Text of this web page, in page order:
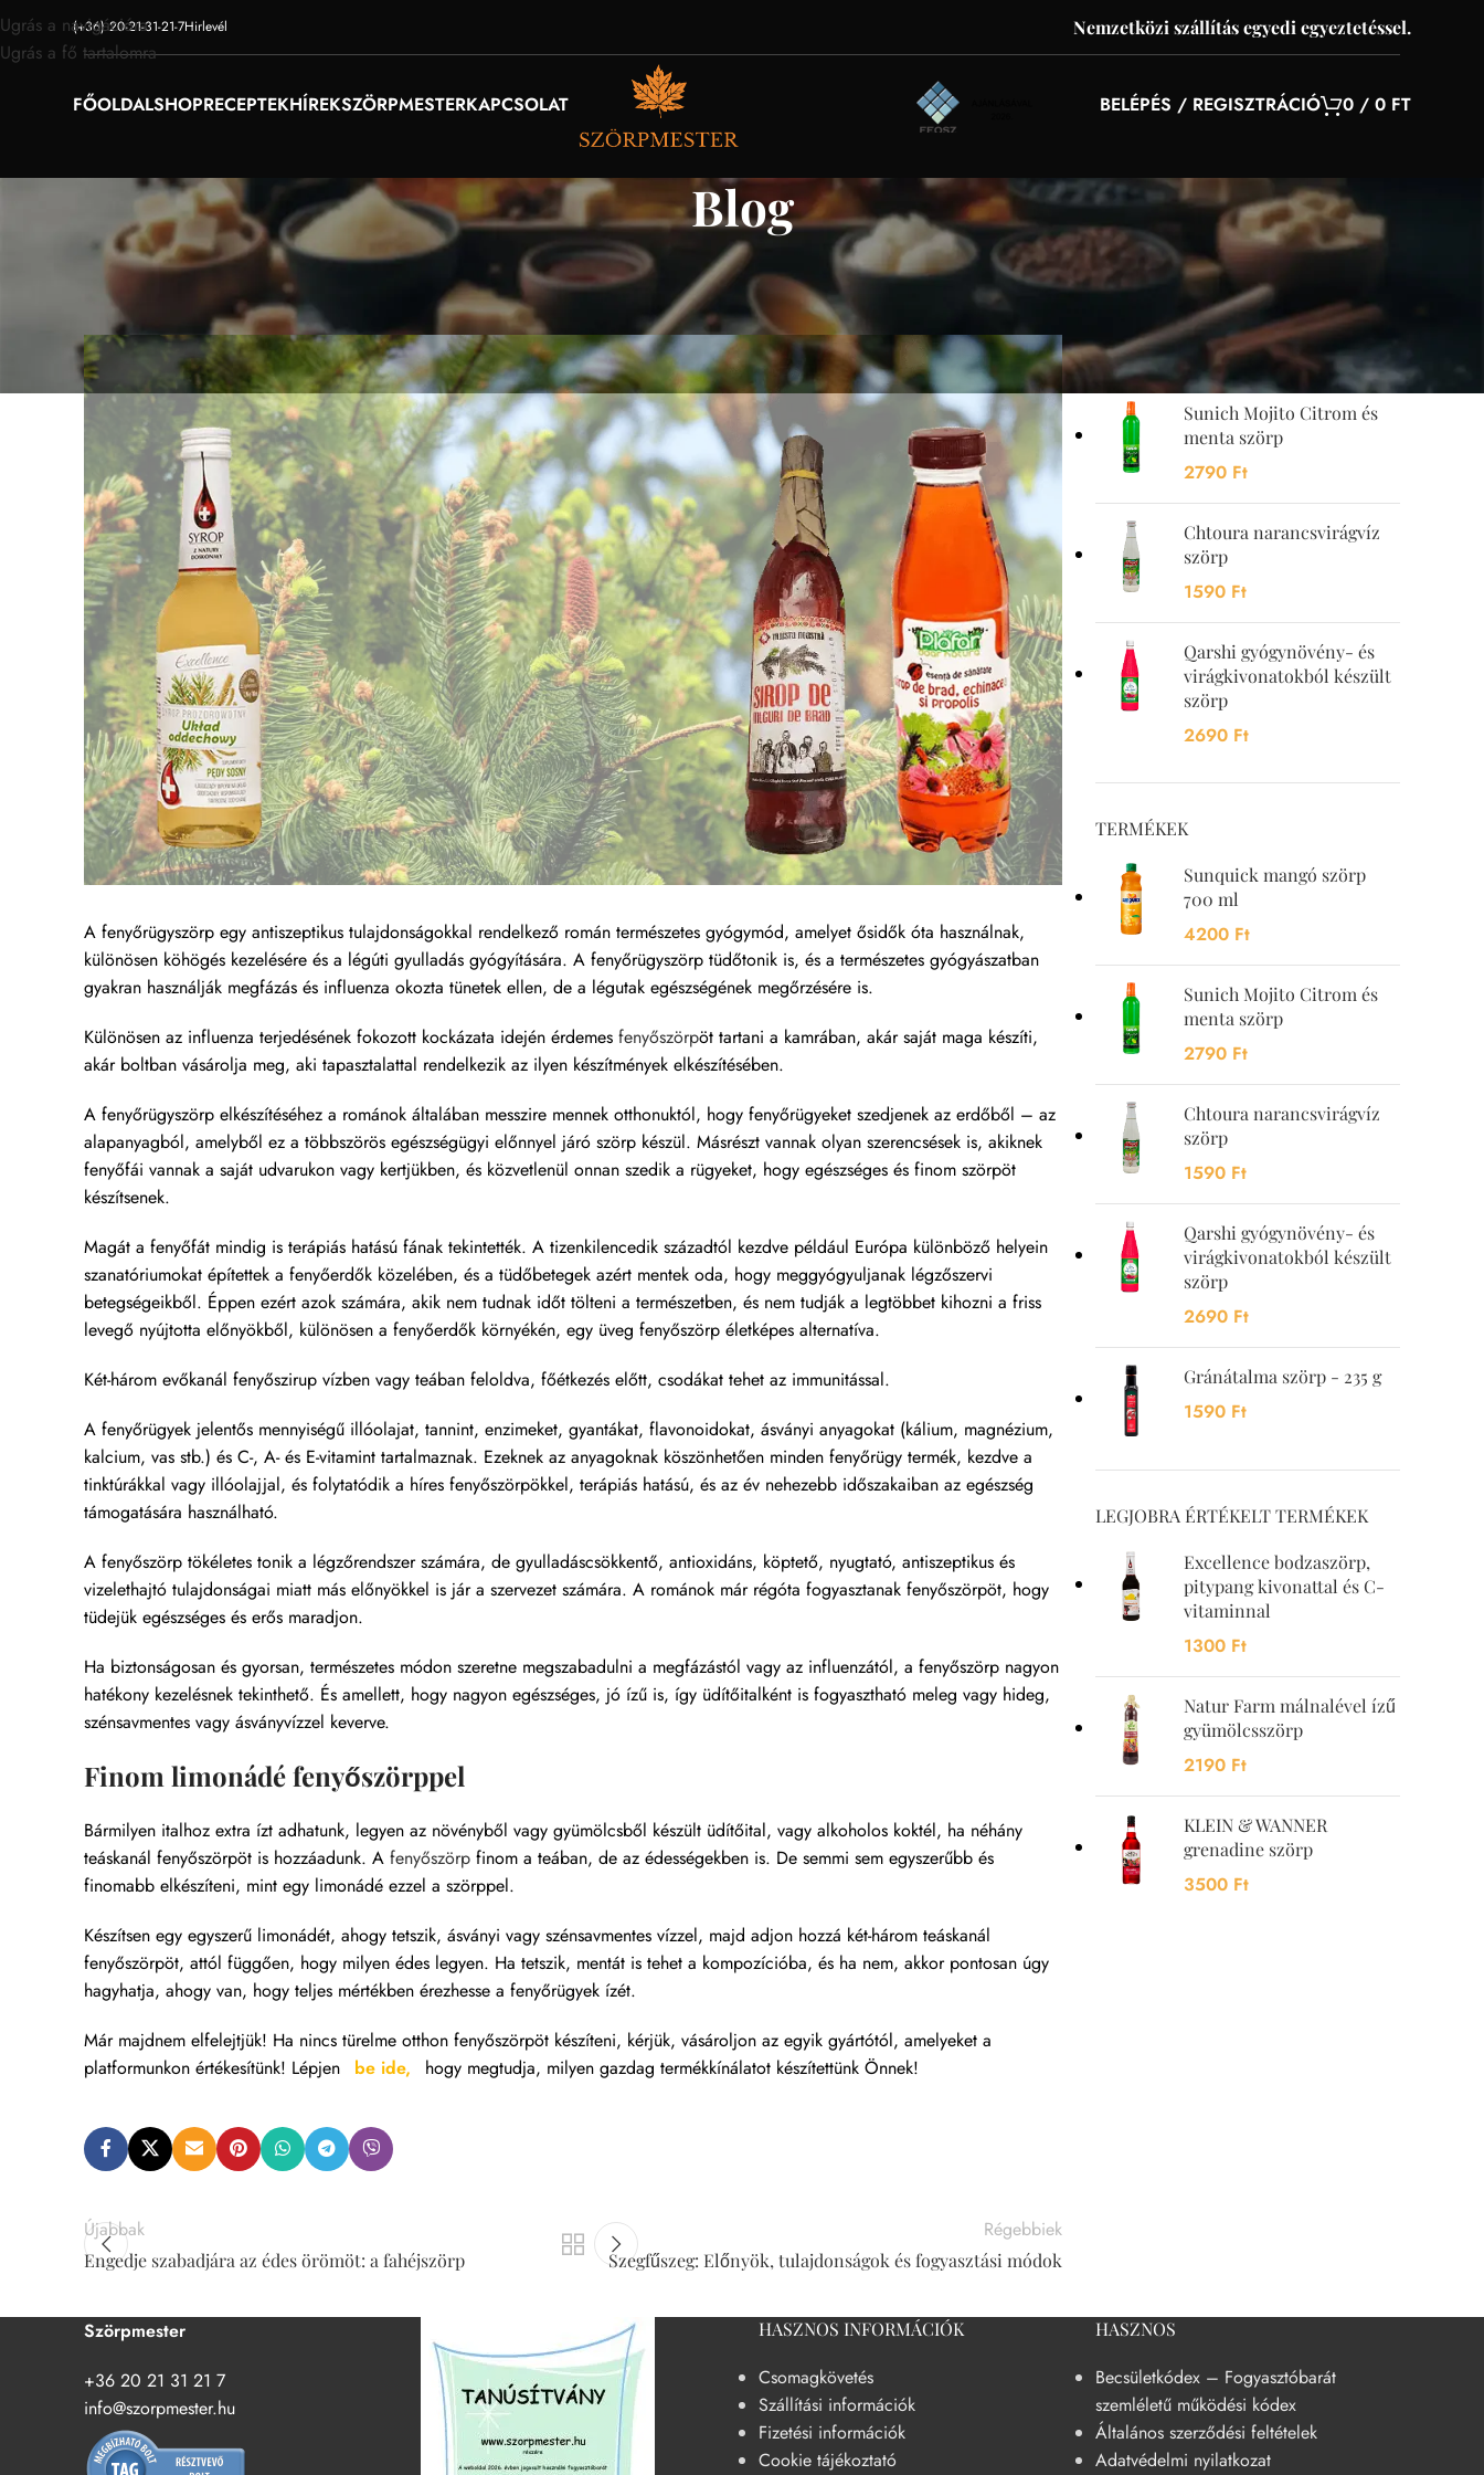
Ugrás a navigációra
Ugrás a fő tartalomra
(+36) 20-21-31-21-7Hirlevél Nemzetközi szállítás egyedi egyeztetéssel.
FŐOLDALSHOPRECEPTEKHÍREKSZÖRPMESTERKAPCSOLAT BELÉPÉS / REGISZTRÁCIÓ 0 / 0 FT
Blog
SZÖRPVILÁG
Fenyőszörp
Be 2025. április 7.
A fenyőrügyszörp egy antiszeptikus tulajdonságokkal rendelkező román természetes gyógymód, amelyet ősidők óta használnak,
különösen köhögés kezelésére és a légúti gyulladás gyógyítására. A fenyőrügyszörp tüdőtonik is, és a természetes gyógyászatban
gyakran használják megfázás és influenza okozta tünetek ellen, de a légutak egészségének megőrzésére is.
Különösen az influenza terjedésének fokozott kockázata idején érdemes fenyőszörpöt tartani a kamrában, akár saját maga készíti,
akár boltban vásárolja meg, aki tapasztalattal rendelkezik az ilyen készítmények elkészítésében.
A fenyőrügyszörp elkészítéséhez a románok általában messzire mennek otthonuktól, hogy fenyőrügyeket szedjenek az erdőből – az
alapanyagból, amelyből ez a többszörös egészségügyi előnnyel járó szörp készül. Másrészt vannak olyan szerencsések is, akiknek
fenyőfái vannak a saját udvarukon vagy kertjükben, és közvetlenül onnan szedik a rügyeket, hogy egészséges és finom szörpöt
készítsenek.
Magát a fenyőfát mindig is terápiás hatású fának tekintették. A tizenkilencedik századtól kezdve például Európa különböző helyein
szanatóriumokat építettek a fenyőerdők közelében, és a tüdőbetegek azért mentek oda, hogy meggyógyuljanak légzőszervi
betegségeikből. Éppen ezért azok számára, akik nem tudnak időt tölteni a természetben, és nem tudják a legtöbbet kihozni a friss
levegő nyújtotta előnyökből, különösen a fenyőerdők környékén, egy üveg fenyőszörp életképes alternatíva.
Két-három evőkanál fenyőszirup vízben vagy teában feloldva, főétkezés előtt, csodákat tehet az immunitással.
A fenyőrügyek jelentős mennyiségű illóolajat, tannint, enzimeket, gyantákat, flavonoidokat, ásványi anyagokat (kálium, magnézium,
kalcium, vas stb.) és C-, A- és E-vitamint tartalmaznak. Ezeknek az anyagoknak köszönhetően minden fenyőrügy termék, kezdve a
tinktúrákkal vagy illóolajjal, és folytatódik a híres fenyőszörpökkel, terápiás hatású, és az év nehezebb időszakaiban az egészség
támogatására használható.
A fenyőszörp tökéletes tonik a légzőrendszer számára, de gyulladáscsökkentő, antioxidáns, köptető, nyugtató, antiszeptikus és
vizelethajtó tulajdonságai miatt más előnyökkel is jár a szervezet számára. A románok már régóta fogyasztanak fenyőszörpöt, hogy
tüdejük egészséges és erős maradjon.
Ha biztonságosan és gyorsan, természetes módon szeretne megszabadulni a megfázástól vagy az influenzától, a fenyőszörp nagyon
hatékony kezelésnek tekinthető. És amellett, hogy nagyon egészséges, jó ízű is, így üdítőitalként is fogyasztható meleg vagy hideg,
szénsavmentes vagy ásványvízzel keverve.
Finom limonádé fenyőszörppel
Bármilyen italhoz extra ízt adhatunk, legyen az növényből vagy gyümölcsből készült üdítőital, vagy alkoholos koktél, ha néhány
teáskanál fenyőszörpöt is hozzáadunk. A fenyőszörp finom a teában, de az édességekben is. De semmi sem egyszerűbb és
finomabb elkészíteni, mint egy limonádé ezzel a szörppel.
Készítsen egy egyszerű limonádét, ahogy tetszik, ásványi vagy szénsavmentes vízzel, majd adjon hozzá két-három teáskanál
fenyőszörpöt, attól függően, hogy milyen édes legyen. Ha tetszik, mentát is tehet a kompozícióba, és ha nem, akkor pontosan úgy
hagyhatja, ahogy van, hogy teljes mértékben érezhesse a fenyőrügyek ízét.
Már majdnem elfelejtjük! Ha nincs türelme otthon fenyőszörpöt készíteni, kérjük, vásároljon az egyik gyártótól, amelyeket a
platformunkon értékesítünk! Lépjen
be ide, hogy megtudja, milyen gazdag termékkínálatot készítettünk Önnek!
Újabbak
Engedje szabadjára az édes örömöt: a fahéjszörp
Régebbiek
Szegfűszeg: Előnyök, tulajdonságok és fogyasztási módok
YOU MAY ALSO LIKE…
Sunquick mangó szörp
700 ml
4200Ft
Sunich Mojito Citrom és
menta szörp
2790 Ft
Chtoura narancsvirágvíz
szörp
1590 Ft
Qarshi gyógynövény- és
virágkivonatokból készült
szörp
2690 Ft
TERMÉKEK
Sunquick mangó szörp
700 ml
4200 Ft
Sunich Mojito Citrom és
menta szörp
2790 Ft
Chtoura narancsvirágvíz
szörp
1590 Ft
Qarshi gyógynövény- és
virágkivonatokból készült
szörp
2690 Ft
Gránátalma szörp - 235 g
1590 Ft
LEGJOBRA ÉRTÉKELT TERMÉKEK
Excellence bodzaszörp,
pitypang kivonattal és C-
vitaminnal
1300 Ft
Natur Farm málnalével ízű
gyümölcsszörp
2190 Ft
KLEIN & WANNER
grenadine szörp
3500 Ft
Szörpmester
+36 20 21 31 21 7
info@szorpmester.hu
HASZNOS INFORMÁCIÓK
Csomagkövetés
Szállítási információk
Fizetési információk
Cookie tájékoztató
HASZNOS
Becsületkódex – Fogyasztóbarát
szemléletű működési kódex
Általános szerződési feltételek
Adatvédelmi nyilatkozat